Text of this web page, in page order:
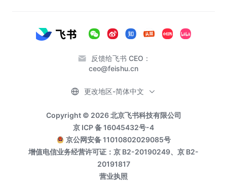
反馈给飞书 CEO：
ceo@feishu.cn
Copyright © 2026 北京飞书科技有限公司
京 ICP 备 16045432号-4
京公网安备 11010802029085号
增值电信业务经营许可证：京 B2-20190249、京 B2-
20191817
营业执照
更改地区-简体中文